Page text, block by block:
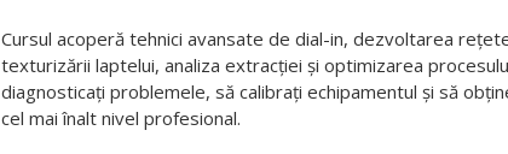
Cursul acoperă tehnici avansate de dial-in, dezvoltarea
texturizării laptelui, analiza extracției și optimizarea
diagnosticați problemele, să calibrați echipamentul și să
cel mai înalt nivel profesional.